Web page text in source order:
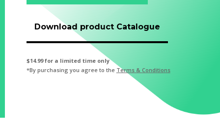
Download product Catalogue
$14.99 for a limited time only
*By purchasing you agree to the Terms & Conditions